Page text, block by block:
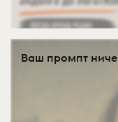
Ваш промпт